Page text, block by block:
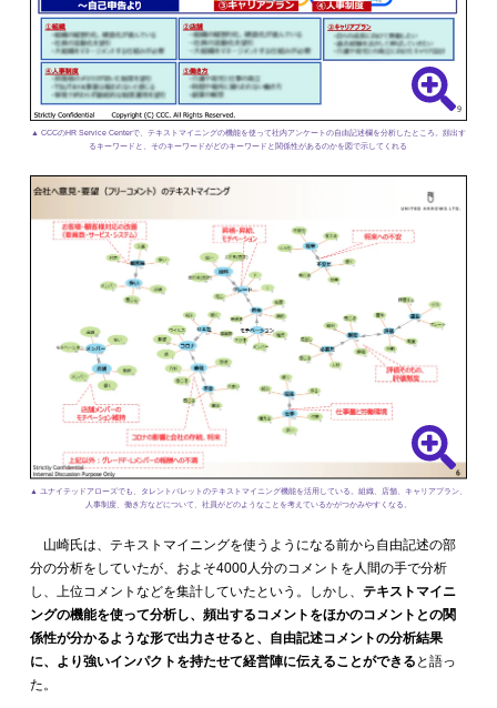
▲ CCCのHR Service Centerで、テキストマイニングの機能を使って社内アンケートの自由記述欄を分析したところ。頻出す
るキーワードと、そのキーワードがどのキーワードと関係性があるのかを図で示してくれる
▲ ユナイテッドアローズでも、タレントパレットのテキストマイニング機能を活用している。組織、店舗、キャリアプラン、
人事制度、働き方などについて、社員がどのようなことを考えているかがつかみやすくなる。
山崎氏は、テキストマイニングを使うようになる前から自由記述の部
分の分析をしていたが、およそ4000人分のコメントを人間の手で分析
し、上位コメントなどを集計していたという。しかし、 テキストマイニ
ングの機能を使って分析し、頻出するコメントをほかのコメントとの関
係性が分かるような形で出力させると、自由記述コメントの分析結果
に、より強いインパクトを持たせて経営陣に伝えることができる と語っ
た。